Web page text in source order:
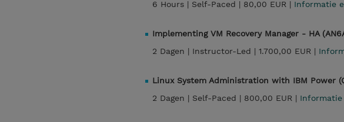
6 Hours | Self-Paced | 80,00 EUR | Informatie
Implementing VM Recovery Manager - HA
2 Dagen | Instructor-Led | 1.700,00 EUR |
Linux System Administration with IBM Power
2 Dagen | Self-Paced | 800,00 EUR | Informatie